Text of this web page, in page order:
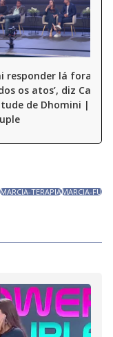
responder lá fora por
os atos’, diz Carol
de Dhomini |
MARCIA-TERAPIAMARCIA-FU